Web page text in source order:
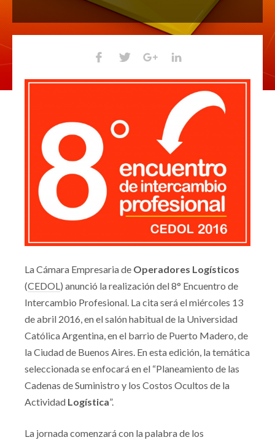
La Cámara Empresaria de Operadores Logísticos
(CEDOL) anunció la realización del 8° Encuentro de
Intercambio Profesional. La cita será el miércoles 13
de abril 2016, en el salón habitual de la Universidad
Católica Argentina, en el barrio de Puerto Madero, de
la Ciudad de Buenos Aires. En esta edición, la temática
seleccionada se enfocará en el “Planeamiento de las
Cadenas de Suministro y los Costos Ocultos de la
Actividad Logística”.
La jornada comenzará con la palabra de los